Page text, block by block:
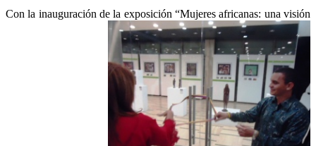
Con la inauguración de la exposición “Mujeres africanas: una visión